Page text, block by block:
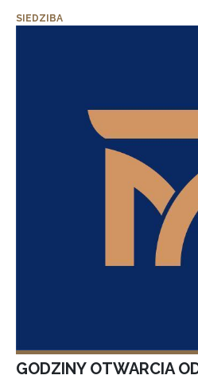
SIEDZIBA
GODZINY OTWARCIA